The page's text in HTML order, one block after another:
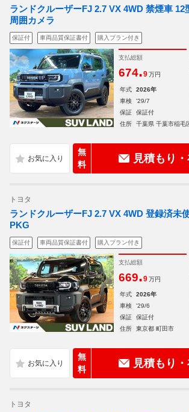
ランドクルーザーFJ 2.7 VX 4WD 禁煙車 12
周囲カメラ
保証付 車両品質保証書付 購入プラン付き
支払総額
674.9 万円
年式 2026年
車検
'29/7
保証
保証付
住所
千葉県 千葉市稲毛
無
料
見積もり
トヨタ
ランドクルーザーFJ 2.7 VX 4WD 登録済未
PKG
保証付 車両品質保証書付 購入プラン付き
支払総額
669.9 万円
年式 2026年
車検
'29/6
保証
保証付
住所
東京都 町田市
無
料
見積もり
トヨタ